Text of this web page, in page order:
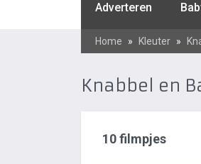
Adverteren
Home » Kleuter »
Knabbel en
10 filmpjes